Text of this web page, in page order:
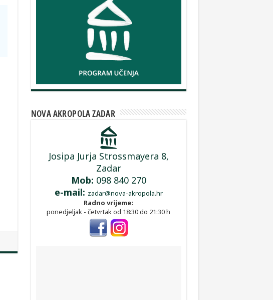
NOVA AKROPOLA ZADAR
Josipa Jurja Strossmayera 8,
Zadar
Mob: 098 840 270
e-mail: zadar@nova-akropola.hr
Radno vrijeme:
ponedjeljak - četvrtak od 18:30 do 21:30 h